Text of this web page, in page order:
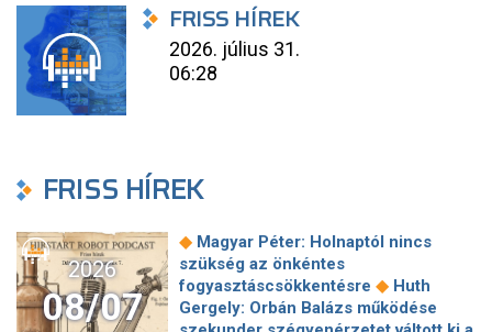
FRISS HÍREK
2026. július 31.
06:28
FRISS HÍREK
2026
08/07
◆ Magyar Péter: Holnaptól nincs
szükség az önkéntes
fogyasztáscsökkentésre ◆ Huth
Gergely: Orbán Balázs működése